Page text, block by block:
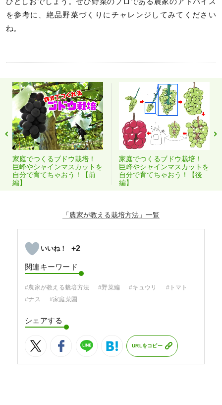
ひとしおでしょう。ぜひ野菜のプロである農家のアドバイス
を参考に、絶品野菜づくりにチャレンジしてみてください
ね。
家庭でつくるブドウ栽培！
巨峰やシャインマスカットを
自分で育てちゃおう！【前
編】
家庭でつくるブドウ栽培！
巨峰やシャインマスカットを
自分で育てちゃおう！【後
編】
「農家が教える栽培方法」
+2
関連キーワード
#農家が教える栽培方法 #野菜編 #キュウリ
#トマト
#ナス
#家庭菜園
シェアする
URLをコピー